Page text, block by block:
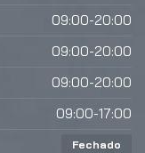
09:00-20:00
09:00-20:00
09:00-20:00
09:00-17:00
Fechado